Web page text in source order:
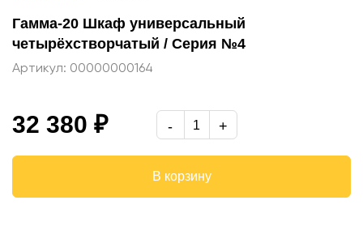
Гамма-20 Шкаф универсальный
четырёхстворчатый / Серия №4
Артикул: 00000000164
32 380 ₽
В корзину